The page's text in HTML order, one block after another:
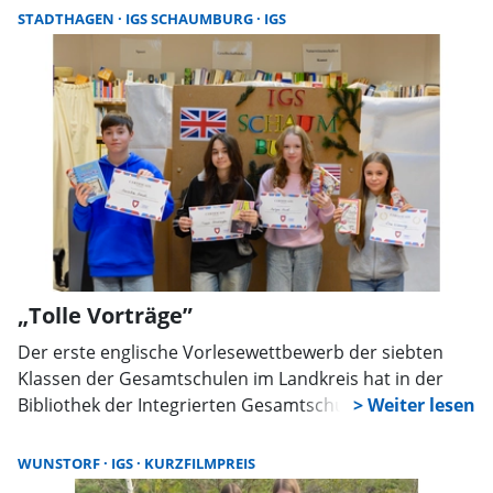
Überschrift „Erinnern für die Zukunft“ arbeiten.
STADTHAGEN IGS SCHAUMBURG IGS
„Tolle Vorträge”
Der erste englische Vorlesewettbewerb der siebten
Klassen der Gesamtschulen im Landkreis hat in der
Bibliothek der Integrierten Gesamtschule Schaumburg
(IGS Helpsen), Lina Wilkening (IGS Schaumburg),
Martyna Musiol (IGS Rodenberg) und Maximilian
WUNSTORF IGS KURZFILMPREIS